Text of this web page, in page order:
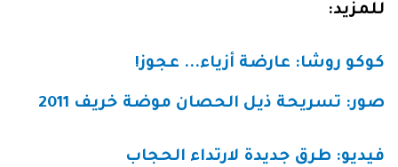
للمزيد:
كوكو روشا: عارضة أزياء... عجوز!
صور: تسريحة ذيل الحصان موضة خريف 2011
فيديو: طرق جديدة لارتداء الحجاب